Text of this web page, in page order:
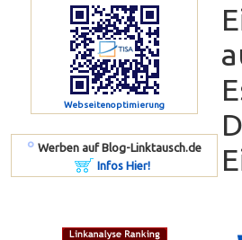
Webseitenoptimierung
º Werben auf Blog-Linktausch.de
Infos Hier!